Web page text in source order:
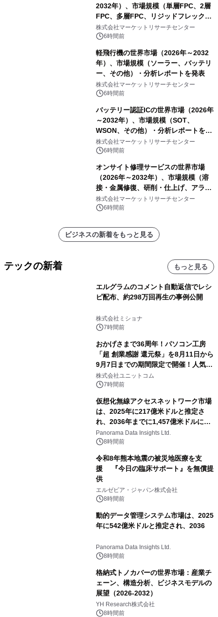
2032年）、市場規模（単層FPC、2層
FPC、多層FPC、リジッドフレックス
PCB）・分析レポートを発表
株式会社マーケットリサーチセンター
6時間前
軽飛行機の世界市場（2026年～2032
年）、市場規模（ソーラー、バッテリ
ー、その他）・分析レポートを発表
株式会社マーケットリサーチセンター
6時間前
バッテリー認証ICの世界市場（2026年
～2032年）、市場規模（SOT、
WSON、その他）・分析レポートを発
表
株式会社マーケットリサーチセンター
6時間前
オンサイト修理サービスの世界市場
（2026年～2032年）、市場規模（溶
接・金属修復、研削・仕上げ、アライ
メント、その他）・分析レポートを発
表
株式会社マーケットリサーチセンター
6時間前
ビジネスの新着をもっと見る
テックの新着 もっと見る
エルグラムのコメント自動返信でレシ
ピ配布、約298万回再生の事例公開
株式会社ミショナ
7時間前
おかげさまで36周年！パソコン工房
「超 創業感謝 還元祭」を8月11日から
9月7日までの期間限定で開催！人気の
ゲーミングPCや高性能ノートPCなど
対象iiyama PCのご購入で最大3万円分
株式会社ユニットコム
7時間前
仮想化無線アクセスネットワーク市場
は、2025年に217億米ドルと推定さ
れ、2036年までに1,457億米ドルに達
すると予測されており、予測期間
（2026年～2036年）
Panorama Data Insights Ltd.
8時間前
令和8年熊本地震の被災地医療を支
援 『今日の臨床サポート』を無償提
供
エルゼビア・ジャパン株式会社
8時間前
動的データ管理システム市場は、2025
年に542億米ドルと推定され、2036
Panorama Data Insights Ltd.
8時間前
格納式トノカバーの世界市場：産業チ
ェーン、構造分析、ビジネスモデルの
展望（2026-2032）
YH Research株式会社
8時間前